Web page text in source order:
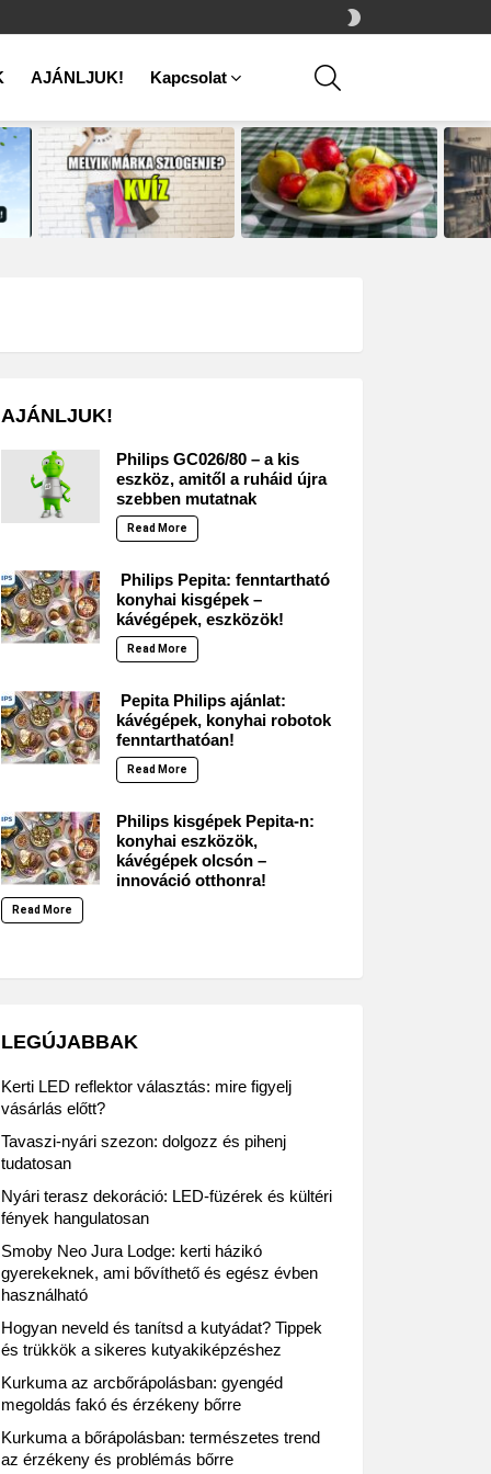
SKIN
AJÁNLJUK! Kapcsolat
AJÁNLJUK!
Philips GC026/80 – a kis
eszköz, amitől a ruháid újra
szebben mutatnak
Read More
Philips Pepita: fenntartható
konyhai kisgépek –
kávégépek, eszközök!
Read More
Pepita Philips ajánlat:
kávégépek, konyhai robotok
fenntarthatóan!
Read More
Philips kisgépek Pepita-n:
konyhai eszközök,
kávégépek olcsón –
innováció otthonra!
Read More
LEGÚJABBAK
Kerti LED reflektor választás: mire figyelj
vásárlás előtt?
Tavaszi-nyári szezon: dolgozz és pihenj
tudatosan
Nyári terasz dekoráció: LED-füzérek és kültéri
fények hangulatosan
Smoby Neo Jura Lodge: kerti házikó
gyerekeknek, ami bővíthető és egész évben
használható
Hogyan neveld és tanítsd a kutyádat? Tippek
és trükkök a sikeres kutyakiképzéshez
Kurkuma az arcbőrápolásban: gyengéd
megoldás fakó és érzékeny bőrre
Kurkuma a bőrápolásban: természetes trend
az érzékeny és problémás bőrre